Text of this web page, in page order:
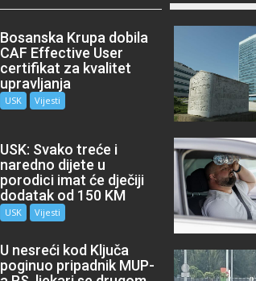
Bosanska Krupa dobila
CAF Effective User
certifikat za kvalitet
upravljanja
USK Vijesti
USK: Svako treće i
naredno dijete u
porodici imat će dječiji
dodatak od 150 KM
USK Vijesti
U nesreći kod Ključa
poginuo pripadnik MUP-